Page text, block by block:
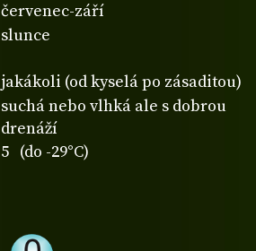
červenec-září
slunce
jakákoli (od kyselá po zásaditou)
suchá nebo vlhká ale s dobrou
drenáží
5 (do -29°C)